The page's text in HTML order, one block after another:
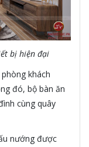
bị hiện đại
khách
đó, bộ bàn ăn
cùng quây
nướng được